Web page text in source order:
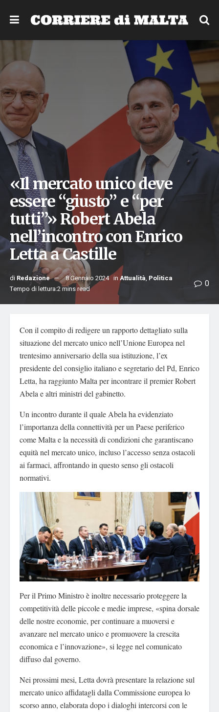
«Il mercato unico deve
essere “giusto” e “per
tutti”» Robert Abela
nell’incontro con Enrico
Letta a Castille
di Redazione 8 Gennaio 2024 in Attualità, Politica
Tempo di lettura:2 mins read
0
Con il compito di redigere un rapporto dettagliato sulla
situazione del mercato unico nell’Unione Europea nel
trentesimo anniversario della sua istituzione, l’ex
presidente del consiglio italiano e segretario del Pd, Enrico
Letta, ha raggiunto Malta per incontrare il premier Robert
Abela e altri ministri del gabinetto.
Un incontro durante il quale Abela ha evidenziato
l’importanza della connettività per un Paese periferico
come Malta e la necessità di condizioni che garantiscano
equità nel mercato unico, incluso l’accesso senza ostacoli
ai farmaci, affrontando in questo senso gli ostacoli
normativi.
Per il Primo Ministro è inoltre necessario proteggere la
competitività delle piccole e medie imprese, «spina dorsale
delle nostre economie, per continuare a muoversi e
avanzare nel mercato unico e promuovere la crescita
economica e l’innovazione», si legge nel comunicato
diffuso dal governo.
Nei prossimi mesi, Letta dovrà presentare la relazione sul
mercato unico affidatagli dalla Commissione europea lo
scorso anno, elaborata dopo i dialoghi intercorsi con le